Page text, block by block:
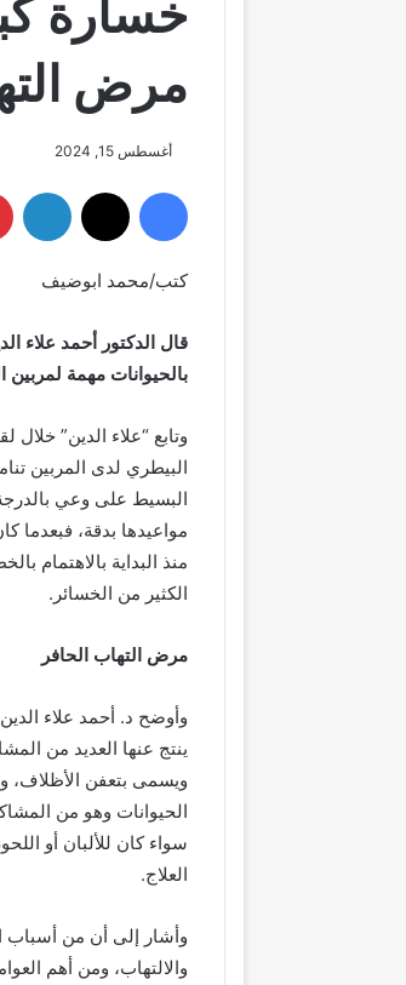
خسارة
مرض
أغسطس 15, 2024
فيسبوك
كتب/محمد ابوضيف
قال الدكتور أحمد علاء
بالحيوانات مهمة لمربين
وتابع “علاء الدين”
البيطري لدى المربين
البسيط على وعي بالدرجة
مواعيدها بدقة، فبعدما
منذ البداية بالاهتمام
الكثير من الخسائر.
مرض التهاب الحافر
وأوضح د. أحمد علاء
ينتج عنها العديد من
ويسمى بتعفن الأظلاف،
الحيوانات وهو من
سواء كان للألبان أو
العلاج.
وأشار إلى أن من أسباب
والالتهاب، ومن أهم